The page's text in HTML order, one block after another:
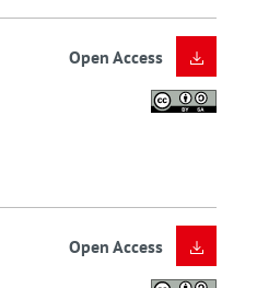
Open Access
Open Access